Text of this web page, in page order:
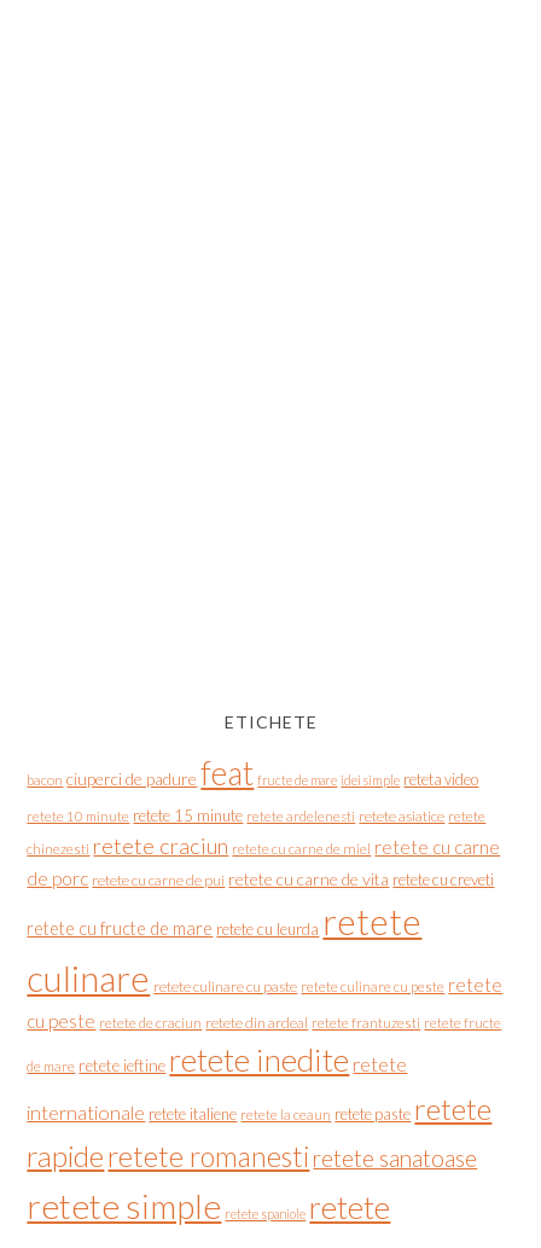
ETICHETE
bacon ciuperci de padure feat fructe de mare idei simple reteta video
retete 10 minute retete 15 minute retete ardelenesti retete asiatice retete
chinezesti retete craciun retete cu carne de miel retete cu carne
de porc retete cu carne de pui retete cu carne de vita retete cu creveti
retete cu fructe de mare retete cu leurda retete
culinare retete culinare cu paste retete culinare cu peste retete
cu peste retete de craciun retete din ardeal retete frantuzesti retete fructe
de mare retete ieftine retete inedite retete
internationale retete italiene retete la ceaun retete paste retete
rapideretete romanesti retete sanatoase
retete simple retete spaniole retete